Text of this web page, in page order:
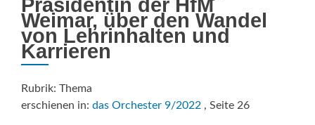
Präsidentin der HfM
Weimar, über den Wandel
von Lehrinhalten und
Karrieren
Rubrik: Thema
erschienen in: das Orchester 9/2022 , Seite 26